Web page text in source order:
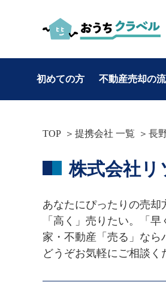
初めての方 不動産売却の
・不動産売却
・土地売却
・戸建て売却
TOP 提携会社 一覧 長
株式会社
あなたにぴったりの売却
「高く」売りたい。「
家・不動産「売る」なら
どうぞお気軽にご相談く